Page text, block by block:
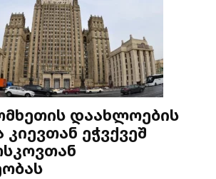
დაახლოების
ეჭვქვეშ